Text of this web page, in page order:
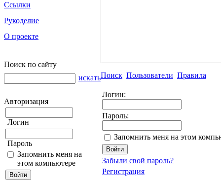
Ссылки
Рукоделие
О проекте
Поиск по сайту
искать
Авторизация
Логин
Пароль
Запомнить меня на
этом компьютере
Поиск Пользователи Правила
Логин:
Пароль:
Запомнить меня на этом
Забыли свой пароль?
Регистрация